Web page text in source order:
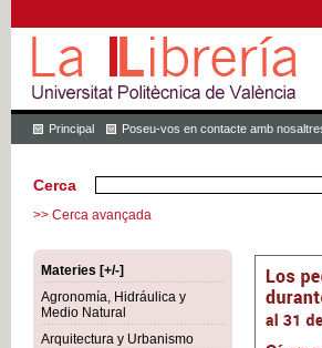
Principal Poseu-vos en contacte amb
Cerca
>> Cerca avançada
Materies [+/-]
Agronomía, Hidráulica y
Medio Natural
Arquitectura y Urbanismo